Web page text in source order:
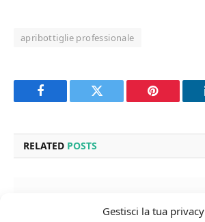
Gestisci la tua privacy
apribottiglie professionale
Facebook Twitter Pinterest
RELATED POSTS